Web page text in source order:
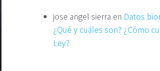
jose angel sierra en Datos
¿Qué y cuáles son? ¿Cómo
Ley?